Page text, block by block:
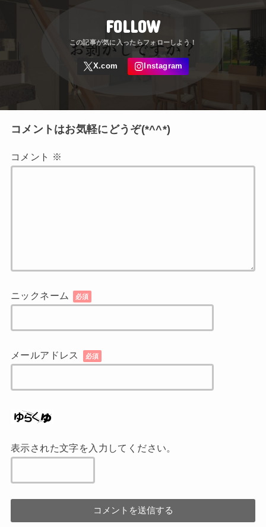
FOLLOW
コメントはお気軽にどうぞ(*^^*)
コメント ※
表示された文字を入力してください。